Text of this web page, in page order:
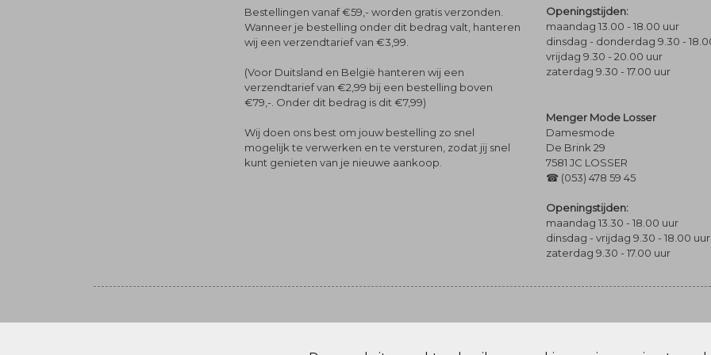
Bestellingen vanaf €59,- worden gratis verzonden.
Wanneer je bestelling onder dit bedrag valt, hanteren
wij een verzendtarief van €3,99.
(Voor Duitsland en België hanteren wij een
verzendtarief van €2,99 bij een bestelling boven
€79,-. Onder dit bedrag is dit €7,99)
Wij doen ons best om jouw bestelling zo snel
mogelijk te verwerken en te versturen, zodat jij snel
kunt genieten van je nieuwe aankoop.
Openingstijden:
maandag 13.00 - 18.00 uur
dinsdag - donderdag 9.30 -
vrijdag 9.30 - 20.00 uur
zaterdag 9.30 - 17.00 uur
Menger Mode Losser
Damesmode
De Brink 29
7581 JC LOSSER
☎ (053) 478 59 45
Openingstijden:
maandag 13.30 - 18.00 uur
dinsdag - vrijdag 9.30 - 18.00 uur
zaterdag 9.30 - 17.00 uur